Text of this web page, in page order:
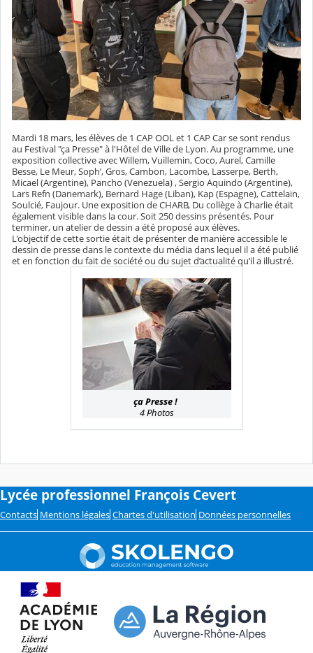
Mardi 18 mars, les élèves de 1 CAP OOL et 1 CAP Car se sont rendus
au Festival "ça Presse" à l'Hôtel de Ville de Lyon. Au programme, une
exposition collective avec Willem, Vuillemin, Coco, Aurel, Camille
Besse, Le Meur, Soph’, Gros, Cambon, Lacombe, Lasserpe, Berth,
Micael (Argentine), Pancho (Venezuela) , Sergio Aquindo (Argentine),
Lars Refn (Danemark), Bernard Hage (Liban), Kap (Espagne), Cattelain,
Soulcié, Faujour. Une exposition de CHARB, Du collège à Charlie était
également visible dans la cour. Soit 250 dessins présentés. Pour
terminer, un atelier de dessin a été proposé aux élèves.
L'objectif de cette sortie était de présenter de manière accessible le
dessin de presse dans le contexte du média dans lequel il a été publié
et en fonction du fait de société ou du sujet d’actualité qu’il a illustré.
ça Presse !
4 Photos
Lycée professionnel François Cevert
Contacts Mentions légales Chartes d'utilisation Données personnelles